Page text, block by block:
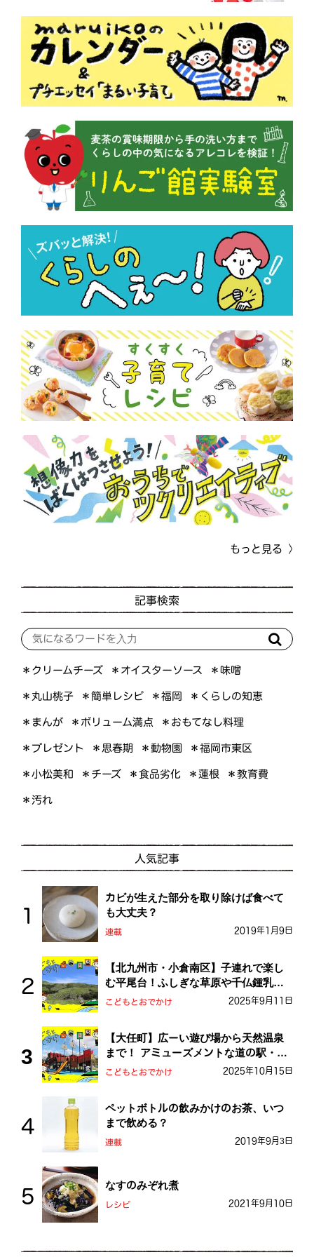
もっと見る
記事検索
＊クリームチーズ ＊オイスターソース ＊味噌
＊丸山桃子 ＊簡単レシピ ＊福岡 ＊くらしの知恵
＊まんが ＊ボリューム満点 ＊おもてなし料理
＊プレゼント ＊思春期 ＊動物園 ＊福岡市東区
＊小松美和 ＊チーズ ＊食品劣化 ＊蓮根 ＊教育費
＊汚れ
人気記事
カビが生えた部分を取り除けば食べて
も大丈夫？
連載 2019年1月9日
【北九州市・小倉南区】子連れで楽し
む平尾台！ふしぎな草原や千仏鍾乳洞
を探検しよう！
こどもとおでかけ 2025年9月11日
【大任町】広ーい遊び場から天然温泉
まで！ アミューズメントな道の駅・お
おとう桜街道
こどもとおでかけ 2025年10月15日
ペットボトルの飲みかけのお茶、いつ
まで飲める？
連載 2019年9月3日
なすのみぞれ煮
レシピ 2021年9月10日